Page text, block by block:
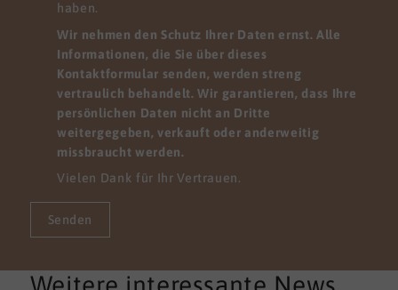
haben.
Wir nehmen den Schutz Ihrer Daten ernst. Alle
Informationen, die Sie über dieses
Kontaktformular senden, werden streng
vertraulich behandelt. Wir garantieren, dass Ihre
persönlichen Daten nicht an Dritte
weitergegeben, verkauft oder anderweitig
missbraucht werden.
Vielen Dank für Ihr Vertrauen.
Senden